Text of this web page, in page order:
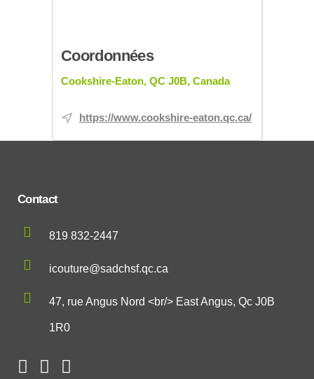
Coordonnées
Cookshire-Eaton, QC J0B, Canada
https://www.cookshire-eaton.qc.ca/
Contact
819 832-2447
icouture@sadchsf.qc.ca
47, rue Angus Nord <br/> East Angus, Qc J0B
1R0